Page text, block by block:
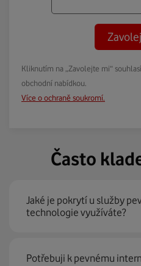
Kliknutím na „Zavolejte mi“
obchodní nabídkou.
Více o ochraně soukromí.
Často
Jaké je pokrytí u služby
technologie využíváte?
Pevný internet můžeme
Potřebuji k pevnému